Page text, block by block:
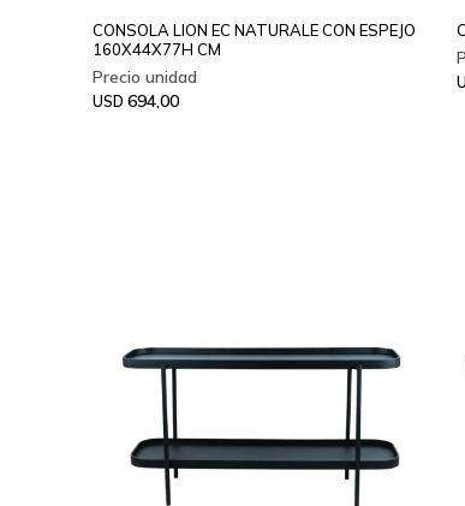
CONSOLA LION EC NATURALE CON ESPEJO
160X44X77H CM
USD 694,00